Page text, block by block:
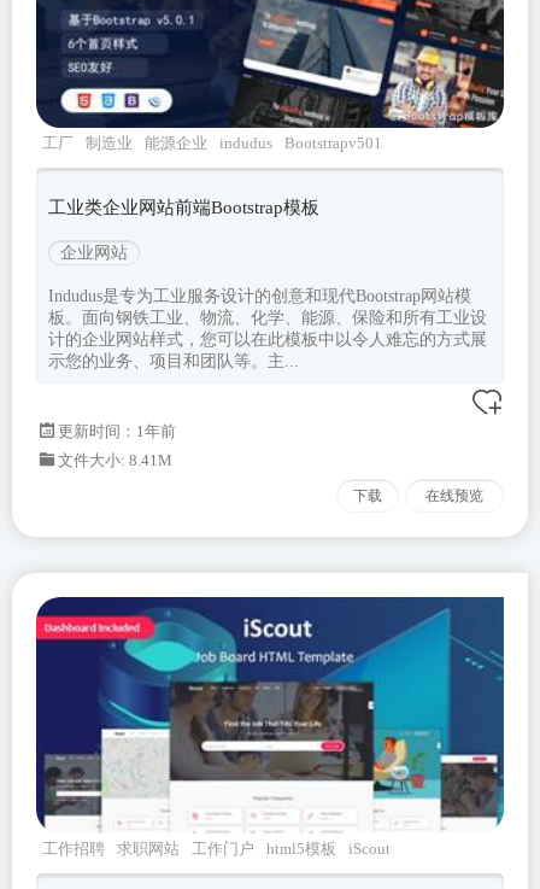
工厂 制造业 能源企业 indudus Bootstrapv501
工业类企业网站前端Bootstrap模板
企业网站
Indudus是专为工业服务设计的创意和现代Bootstrap网站模
板。面向钢铁工业、物流、化学、能源、保险和所有工业设
计的企业网站样式，您可以在此模板中以令人难忘的方式展
示您的业务、项目和团队等。主...
更新时间： 1年前
文件大小: 8.41M
下载 在线预览
工作招聘 求职网站 工作门户 html5模板 iScout